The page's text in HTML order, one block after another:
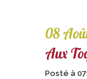
08
Aux
Posté à